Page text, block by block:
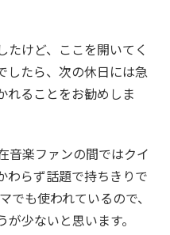
たけど、ここを開いてく
したら、次の休日には急
れることをお勧めしま
音楽ファンの間ではクイ
わらず話題で持ちきりで
でも使われているので、
少ないと思います。